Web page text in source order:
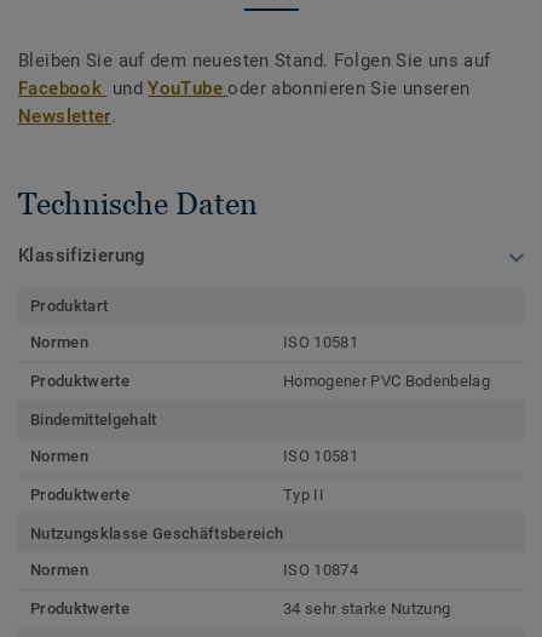
Bleiben Sie auf dem neuesten Stand. Folgen Sie uns auf
Facebook undYouTubeoder abonnieren Sie unseren
Newsletter.
Technische Daten
Klassifizierung
Produktart
Normen
ISO 10581
Produktwerte Homogener PVC Bodenbelag
Bindemittelgehalt
Normen
ISO 10581
Produktwerte Typ II
Nutzungsklasse Geschäftsbereich
Normen
ISO 10874
Produktwerte 34 sehr starke Nutzung